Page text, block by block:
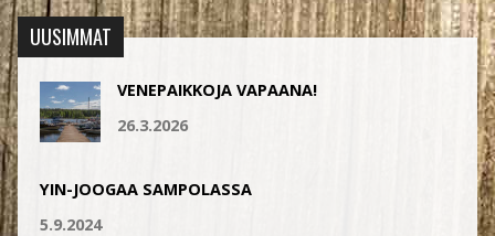
UUSIMMAT
VENEPAIKKOJA VAPAANA!
26.3.2026
YIN-JOOGAA SAMPOLASSA
5.9.2024